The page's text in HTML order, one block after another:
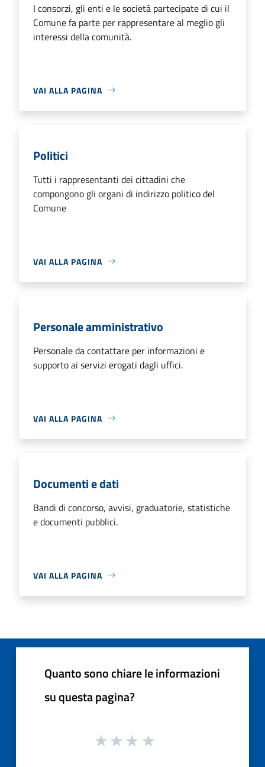
I consorzi, gli enti e le società partecipate di cui il
Comune fa parte per rappresentare al meglio gli
interessi della comunità.
VAI ALLA PAGINA
Politici
Tutti i rappresentanti dei cittadini che
compongono gli organi di indirizzo politico del
Comune
VAI ALLA PAGINA
Personale amministrativo
Personale da contattare per informazioni e
supporto ai servizi erogati dagli uffici.
VAI ALLA PAGINA
Documenti e dati
Bandi di concorso, avvisi, graduatorie, statistiche
e documenti pubblici.
VAI ALLA PAGINA
Quanto sono chiare le informazioni
su questa pagina?